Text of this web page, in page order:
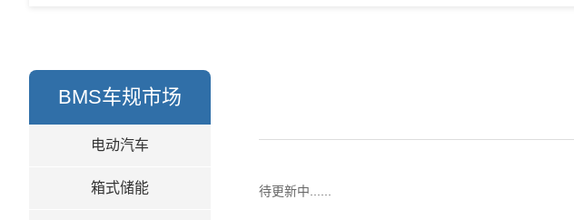
BMS车规市场
电动汽车
箱式储能 待更新中......